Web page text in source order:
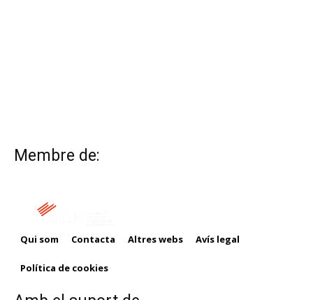
Membre de:
Qui som Contacta Altres webs Avís legal
Política de cookies